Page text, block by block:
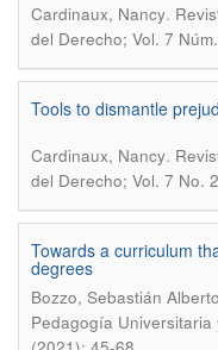
Cardinaux, Nancy.
del Derecho; Vol. 7
Tools to dismantle
Cardinaux, Nancy.
del Derecho; Vol. 7 No.
Towards a curriculum
degrees
Bozzo, Sebastián
Pedagogía Universitaria